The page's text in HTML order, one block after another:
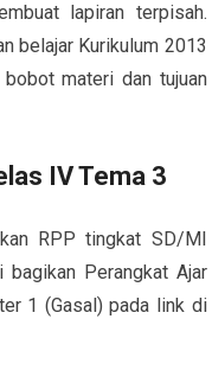
lapiran terpisah.
belajar Kurikulum 2013
materi dan tujuan
IV Tema 3
RPP tingkat SD/MI
Perangkat Ajar
1 (Gasal) pada link di